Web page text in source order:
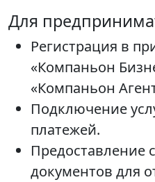
Для
Регистрация в
«Компаньон
«Компаньон
Подключение
платежей.
Предоставление
документов для